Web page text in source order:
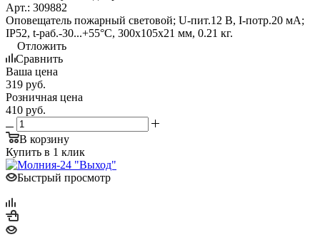
Арт.: 309882
Оповещатель пожарный световой; U-пит.12 В, I-потр.20 мА;
IP52, t-раб.-30...+55°С, 300х105х21 мм, 0.21 кг.
Отложить
Сравнить
Ваша цена
319 руб.
Розничная цена
410 руб.
В корзину
Купить в 1 клик
Быстрый просмотр